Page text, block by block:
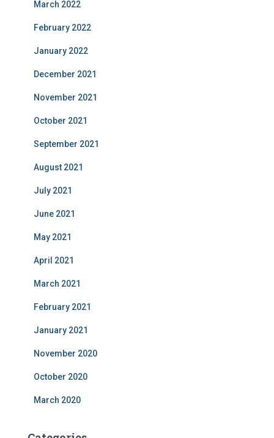
March 2022
February 2022
January 2022
December 2021
November 2021
October 2021
September 2021
August 2021
July 2021
June 2021
May 2021
April 2021
March 2021
February 2021
January 2021
November 2020
October 2020
March 2020